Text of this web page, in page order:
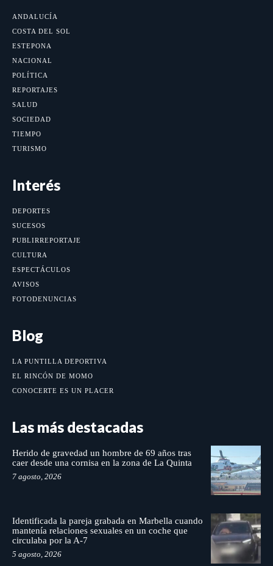
ANDALUCÍA
COSTA DEL SOL
ESTEPONA
NACIONAL
POLÍTICA
REPORTAJES
SALUD
SOCIEDAD
TIEMPO
TURISMO
Interés
DEPORTES
SUCESOS
PUBLIRREPORTAJE
CULTURA
ESPECTÁCULOS
AVISOS
FOTODENUNCIAS
Blog
LA PUNTILLA DEPORTIVA
EL RINCÓN DE MOMO
CONOCERTE ES UN PLACER
Las más destacadas
Herido de gravedad un hombre de 69 años tras
caer desde una cornisa en la zona de La Quinta
7 agosto, 2026
Identificada la pareja grabada en Marbella cuando
mantenía relaciones sexuales en un coche que
circulaba por la A-7
5 agosto, 2026